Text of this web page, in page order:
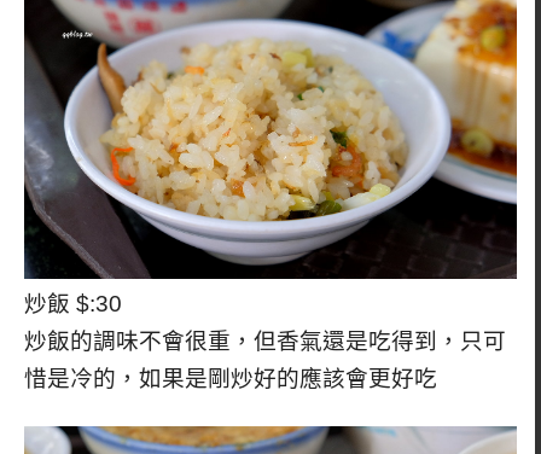
炒飯 $:30
炒飯的調味不會很重，但香氣還是吃得到，只可
惜是冷的，如果是剛炒好的應該會更好吃